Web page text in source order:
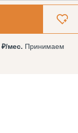
/мес. Принимаем